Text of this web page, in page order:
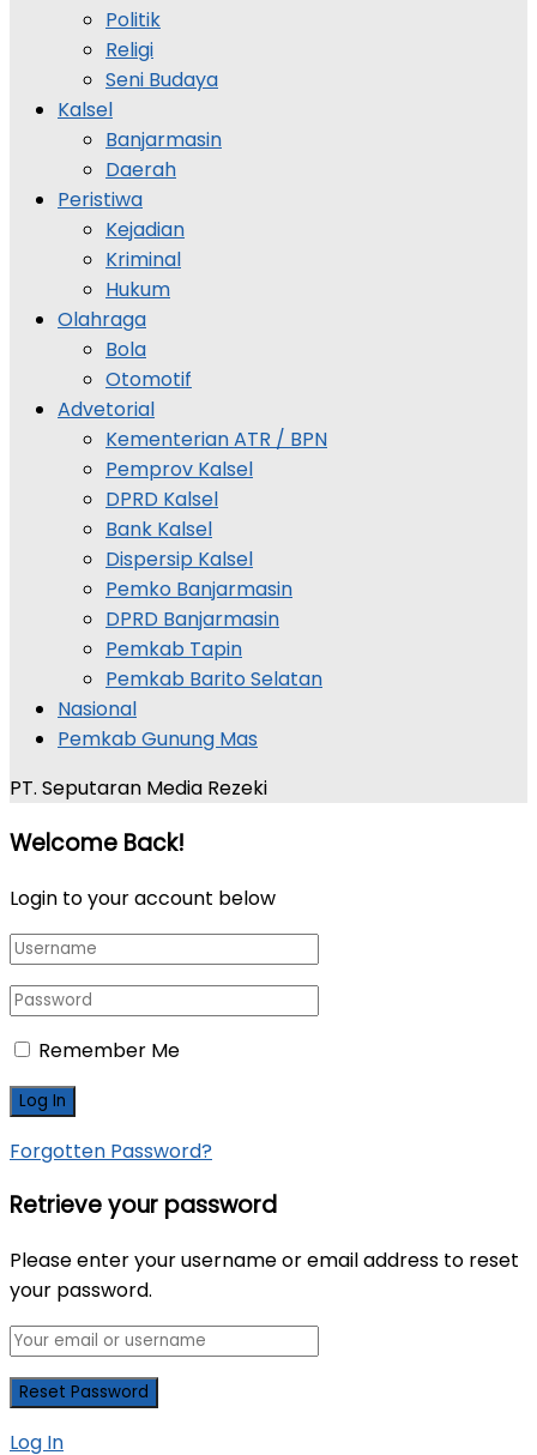
Politik
Religi
Seni Budaya
Kalsel
Banjarmasin
Daerah
Peristiwa
Kejadian
Kriminal
Hukum
Olahraga
Bola
Otomotif
Advetorial
Kementerian ATR / BPN
Pemprov Kalsel
DPRD Kalsel
Bank Kalsel
Dispersip Kalsel
Pemko Banjarmasin
DPRD Banjarmasin
Pemkab Tapin
Pemkab Barito Selatan
Nasional
Pemkab Gunung Mas
PT. Seputaran Media Rezeki
Welcome Back!
Login to your account below
Remember Me
Forgotten Password?
Retrieve your password
Please enter your username or email address to reset
your password.
Log In